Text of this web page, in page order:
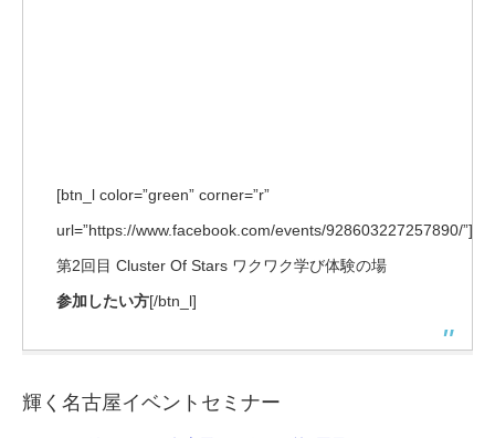
[btn_l color=”green” corner=”r”
url=”https://www.facebook.com/events/928603227257890/”]
第2回目 Cluster Of Stars ワクワク学び体験の場
参加したい方[/btn_l]
輝く名古屋イベントセミナー